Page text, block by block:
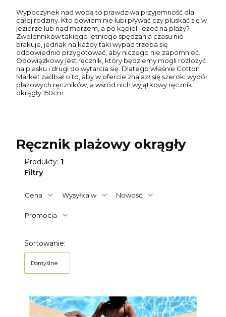
Wypoczynek nad wodą to prawdziwa przyjemność dla
całej rodziny. Kto bowiem nie lubi pływać czy pluskać się w
jeziorze lub nad morzem, a po kąpieli leżeć na plaży?
Zwolenników takiego letniego spędzania czasu nie
brakuje, jednak na każdy taki wypad trzeba się
odpowiednio przygotować, aby niczego nie zapomnieć.
Obowiązkowy jest ręcznik, który będziemy mogli rozłożyć
na piasku i drugi do wytarcia się. Dlatego właśnie Cotton
Market zadbał o to, aby w ofercie znalazł się szeroki wybór
plażowych ręczników, a wśród nich wyjątkowy ręcznik
okrągły 150cm.
Ręcznik plażowy okrągły
Produkty: 1
Filtry
Cena Wysyłka w Nowość
Promocja
Lista produktów
Sortowanie:
Domyślne